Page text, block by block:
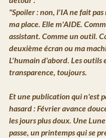
"Spoiler : non, l'IA ne fait
ma place. Elle m'AIDE.
assistant. Comme un outil.
deuxième écran ou ma
L'humain d'abord. Les outils
transparence, toujours.
Et une publication qui n'est
hasard : Février avance
les jours plus doux. Une
passe, un printemps qui se